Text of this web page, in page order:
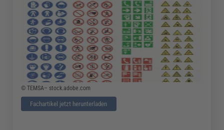
© TEMSA– stock.adobe.com
Fachartikel jetzt herunterladen